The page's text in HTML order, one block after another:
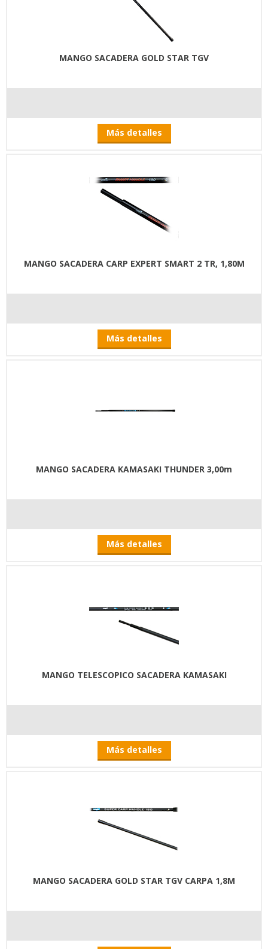
MANGO SACADERA GOLD STAR TGV
Más detalles
MANGO SACADERA CARP EXPERT SMART 2 TR, 1,80M
Más detalles
MANGO SACADERA KAMASAKI THUNDER 3,00m
Más detalles
MANGO TELESCOPICO SACADERA KAMASAKI
Más detalles
MANGO SACADERA GOLD STAR TGV CARPA 1,8M